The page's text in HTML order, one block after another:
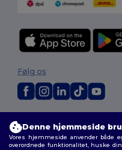
Vilkår og Betingelser|Tilpasset
cookies|Sitemap
Følg os
Denne hjemmeside
Vores hjemmeside anvender både
overordnede funktionalitet, huske